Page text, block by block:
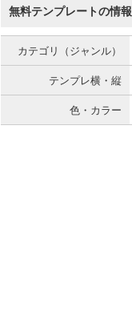
無料テンプレートの情報
カテゴリ（ジャンル）
テンプレ横・縦
色・カラー